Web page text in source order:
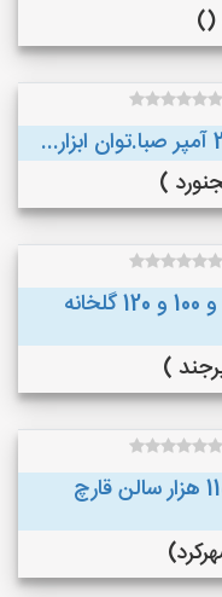
جت فن هواکش هوا کش 140 و 100 و 120 گلخانه
جت هیتر فن گلخانه بخاری 110 هزار سالن قارچ